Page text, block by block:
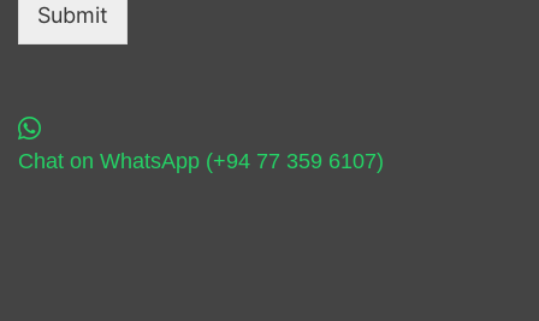
Submit
Chat on WhatsApp (+94 77 359 6107)